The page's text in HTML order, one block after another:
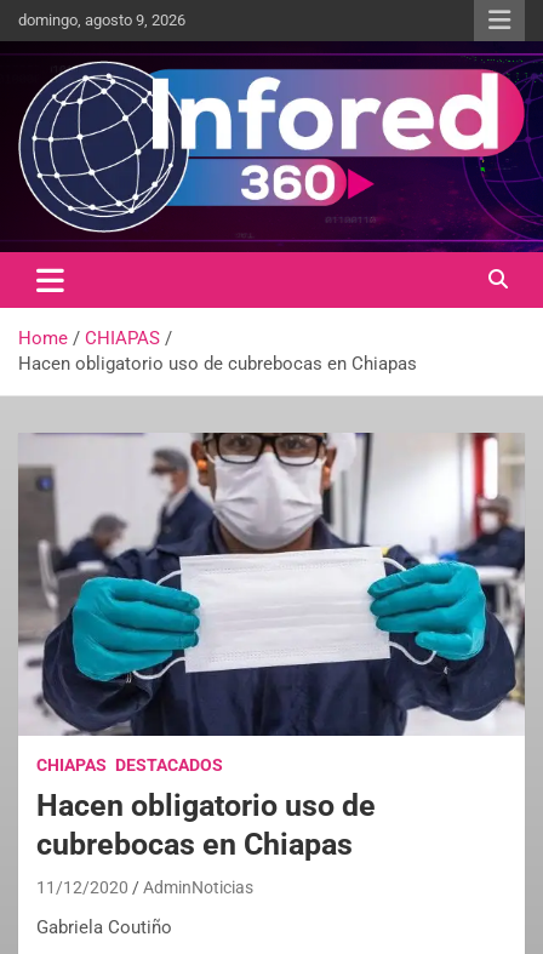
domingo, agosto 9, 2026
infored360.mx
Un giro en la información
Home
CHIAPAS
Hacen obligatorio uso de cubrebocas en Chiapas
CHIAPAS DESTACADOS
Hacen obligatorio uso de
cubrebocas en Chiapas
11/12/2020 AdminNoticias
Gabriela Coutiño